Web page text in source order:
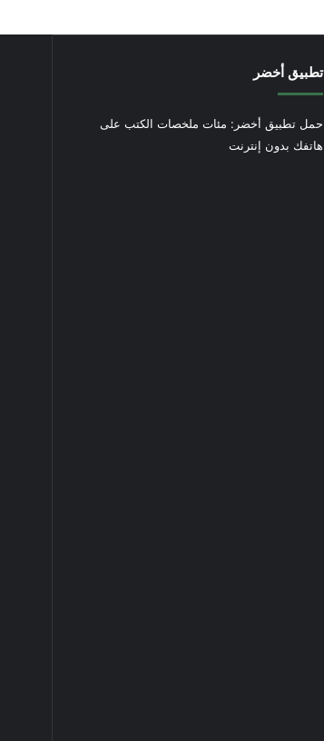
تطبيق أخضر
حمل تطبيق أخضر: مئات ملخصات الكتب على
هاتفك بدون إنترنت